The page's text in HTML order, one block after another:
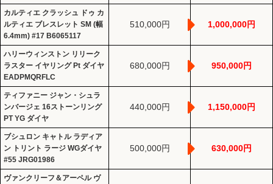
カルティエ クラッシュ ドゥ カ
ルティエ ブレスレット SM (幅
6.4mm) #17 B6065117
510,000円 1,000,000円
ハリーウィンストン リリーク
ラスター イヤリング Pt ダイヤ
EADPMQRFLC
680,000円 950,000円
ティファニー ジャン・シュラ
ンバージェ 16ストーンリング
PT YG ダイヤ
440,000円 1,150,000円
ブシュロン キャトル ラディア
ン トリント ラージ WGダイヤ
#55 JRG01986
500,000円 630,000円
ヴァンクリーフ＆アーペル ヴ